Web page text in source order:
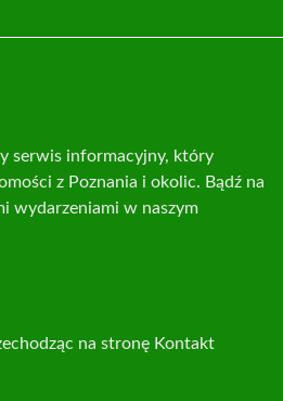
serwis informacyjny, który
z Poznania i okolic. Bądź na
wydarzeniami w naszym
na stronę Kontakt